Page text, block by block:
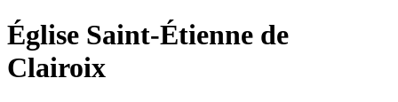
Église Saint-Étienne de
Clairoix